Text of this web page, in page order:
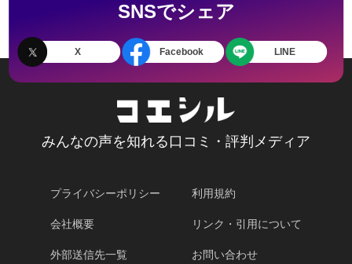
SNSでシェア
X Facebook LINE
みんなの声を知れる口コミ・評判メディア
プライバシーポリシー 利用規約
会社概要 リンク・引用について
外部送信先一覧 お問い合わせ